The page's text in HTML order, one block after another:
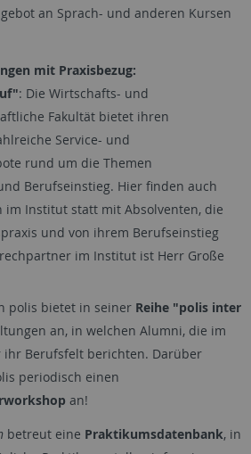
an Sprach- und anderen Kursen
mit Praxisbezug:
: Die Wirtschafts- und
Fakultät bietet ihren
Service- und
rund um die Themen
Berufseinstieg. Hier finden auch
im Institut statt mit Absolventen, die
und von ihrem Berufseinstieg
im Institut ist Herr Große
polis bietet in seiner Reihe "polis inter
an, in welchen Alumni, die im
ihr Berufsfelt berichten. Darüber
periodisch einen
an!
betreut eine Praktikumsdatenbank, in